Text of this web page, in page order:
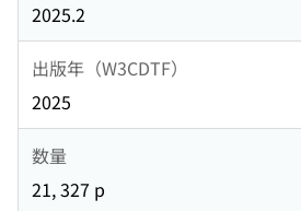
2025.2
出版年（W3CDTF）
2025
数量
21, 327 p